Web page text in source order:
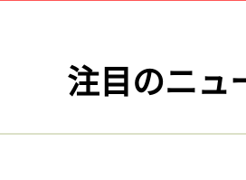
注目のニュ